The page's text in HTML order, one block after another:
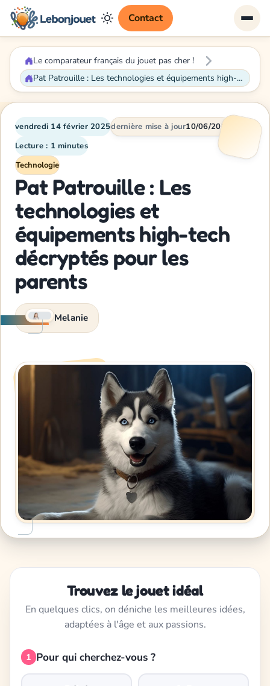
Contact
Le comparateur français du jouet pas cher !
Pat Patrouille : Les technologies et équipements high-tech décryptés pour les parents
vendredi 14 février 2025dernière mise à jour10/06/2026
Lecture : 1 minutes
Technologie
Pat Patrouille : Les
technologies et
équipements high-tech
décryptés pour les
parents
Melanie
Trouvez le jouet idéal
En quelques clics, on déniche les meilleures idées,
adaptées à l'âge et aux passions.
1 Pour qui cherchez-vous ?